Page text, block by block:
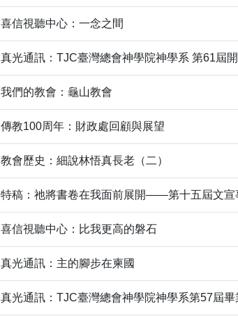
喜信視聽中心：一念之間
真光通訊：TJC臺灣總會神學院神學系 第61屆
我們的教會：龜山教會
​傳教100周年：財政處回顧與展望
​教會歷史：細說林悟真長老（二）
特稿：祂將書卷在我面前展開——第十五屆文宣
喜信視聽中心：比我更高的磐石
​真光通訊：主的腳步在柬國
真光通訊：TJC臺灣總會神學院神學系第57屆